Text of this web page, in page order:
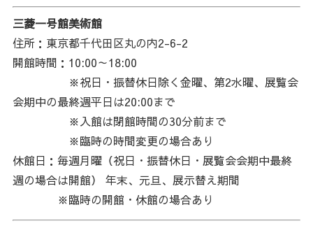
三菱一号館美術館
住所：東京都千代田区丸の内2-6-2
開館時間：10:00～18:00
※祝日・振替休日除く金曜、第2水曜、展覧会
会期中の最終週平日は20:00まで
※入館は閉館時間の30分前まで
※臨時の時間変更の場合あり
休館日：毎週月曜（祝日・振替休日・展覧会会期中最終
週の場合は開館） 年末、元旦、展示替え期間
※臨時の開館・休館の場合あり